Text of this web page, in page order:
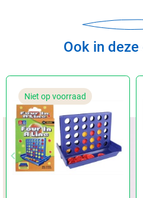
Ook in
Vorige
keyboard_arrow_left
Niet op voorraad